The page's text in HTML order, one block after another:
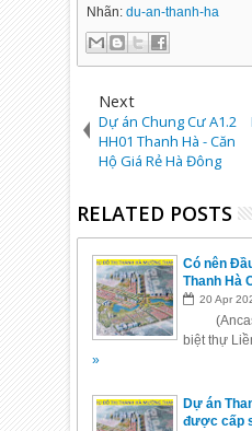
Nhãn:du-an-thanh-ha
Next
Dự án Chung Cư A1.2
HH01 Thanh Hà - Căn
Hộ Giá Rẻ Hà Đông
RELATED POSTS
Có nên
Thanh Hà
20 Apr
(Ancasa
biệt thự
»
Dự án
được cấp